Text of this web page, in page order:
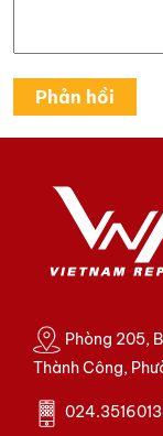
Phòng 205,
Thành Công,